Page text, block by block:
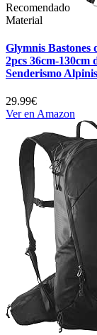
Recomendado
Material
Glymnis Bastones
2pcs 36cm-130cm
Senderismo
29.99€
Ver en Amazon